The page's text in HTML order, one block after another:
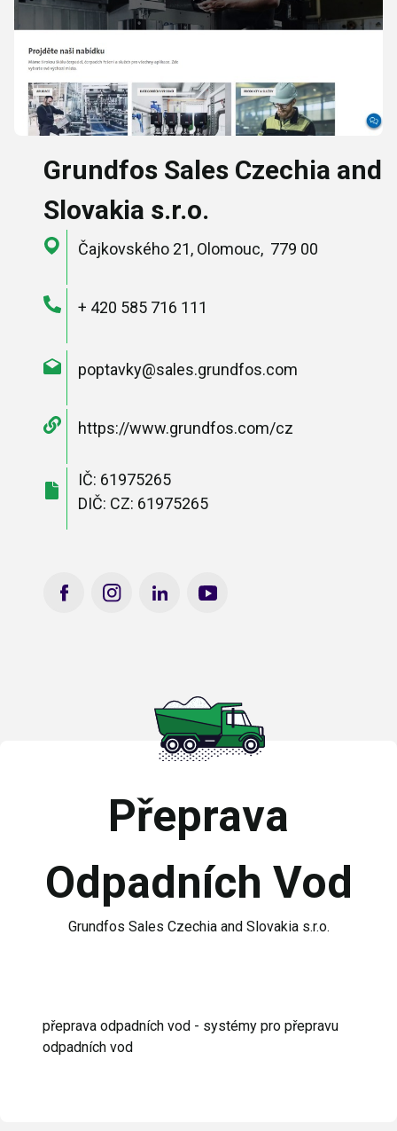
Grundfos Sales Czechia and
Slovakia s.r.o.
Čajkovského 21, Olomouc, 779 00
+ 420 585 716 111
poptavky@sales.grundfos.com
https://www.grundfos.com/cz
IČ: 61975265
DIČ: CZ: 61975265
Přeprava
Odpadních Vod
Grundfos Sales Czechia and Slovakia s.r.o.
přeprava odpadních vod - systémy pro přepravu
odpadních vod